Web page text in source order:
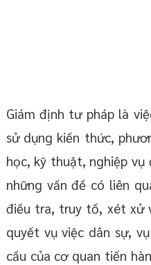
Giám định tư pháp là
sử dụng kiến thức,
học, kỹ thuật, nghiệp vụ
những vấn đề có liên
điều tra, truy tố, xét xử
quyết vụ việc dân sự,
cầu của cơ quan tiến